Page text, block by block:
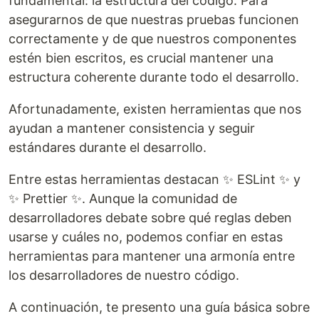
asegurarnos de que nuestras pruebas funcionen
correctamente y de que nuestros componentes
estén bien escritos, es crucial mantener una
estructura coherente durante todo el desarrollo.
Afortunadamente, existen herramientas que nos
ayudan a mantener consistencia y seguir
estándares durante el desarrollo.
Entre estas herramientas destacan ✨ ESLint ✨ y
✨ Prettier ✨. Aunque la comunidad de
desarrolladores debate sobre qué reglas deben
usarse y cuáles no, podemos confiar en estas
herramientas para mantener una armonía entre
los desarrolladores de nuestro código.
A continuación, te presento una guía básica sobre